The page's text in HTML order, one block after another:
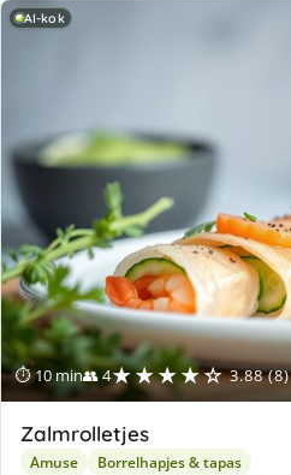
AI-kok
⏱ 10 min👥 4★★★★☆ 3.88 (8)
Zalmrolletjes
Amuse Borrelhapjes & tapas